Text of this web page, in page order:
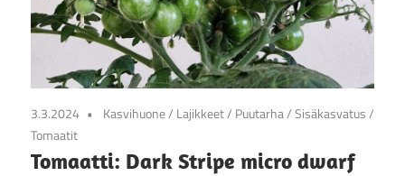
3.3.2024 Kasvihuone/ Lajikkeet/ Puutarha/Sisäkasvatus/
Tomaatit
Tomaatti: Dark Stripe micro dwarf